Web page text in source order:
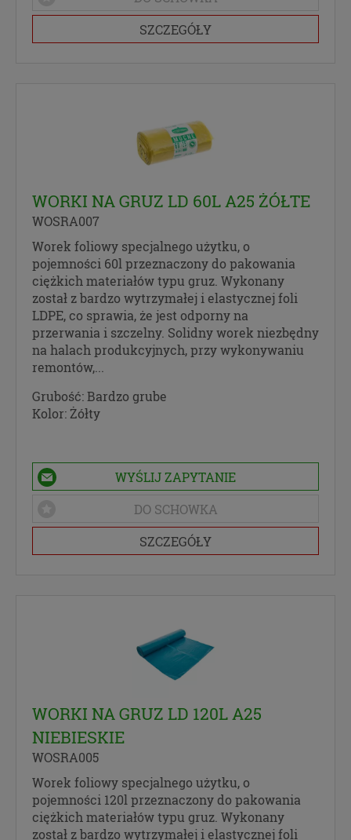
SZCZEGÓŁY
WORKI NA GRUZ LD 60L A25 ŻÓŁTE
WOSRA007
Worek foliowy specjalnego użytku, o
pojemności 60l przeznaczony do pakowania
ciężkich materiałów typu gruz. Wykonany
został z bardzo wytrzymałej i elastycznej foli
LDPE, co sprawia, że jest odporny na
przerwania i szczelny. Solidny worek niezbędny
na halach produkcyjnych, przy wykonywaniu
remontów,...
Grubość:Bardzo grube
Kolor:Żółty
WYŚLIJ ZAPYTANIE
DO SCHOWKA
SZCZEGÓŁY
WORKI NA GRUZ LD 120L A25
NIEBIESKIE
WOSRA005
Worek foliowy specjalnego użytku, o
pojemności 120l przeznaczony do pakowania
ciężkich materiałów typu gruz. Wykonany
został z bardzo wytrzymałej i elastycznej foli